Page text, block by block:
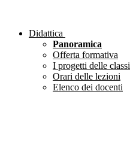
Didattica
Panoramica
Offerta formativa
I progetti delle classi
Orari delle lezioni
Elenco dei docenti